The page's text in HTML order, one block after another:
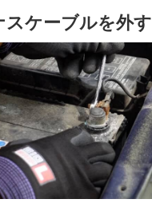
スケーブルを外す